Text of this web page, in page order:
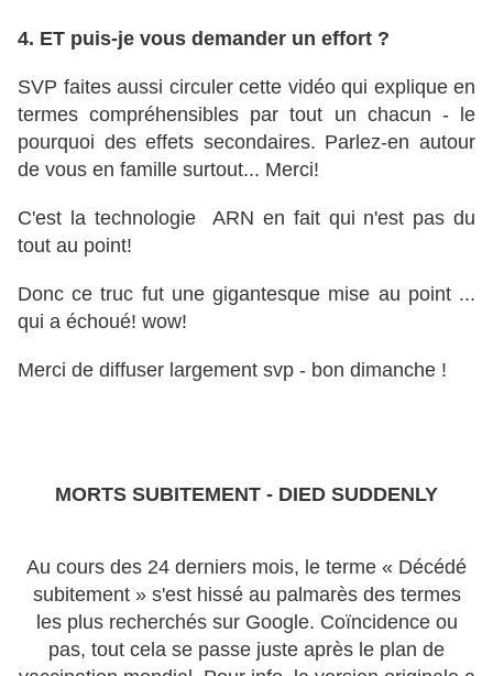
4. ET puis-je vous demander un effort ?
SVP faites aussi circuler cette vidéo qui explique en
termes compréhensibles par tout un chacun - le
pourquoi des effets secondaires. Parlez-en autour
de vous en famille surtout... Merci!
C'est la technologie ARN en fait qui n'est pas du
tout au point!
Donc ce truc fut une gigantesque mise au point ...
qui a échoué! wow!
Merci de diffuser largement svp - bon dimanche !
MORTS SUBITEMENT - DIED SUDDENLY
Au cours des 24 derniers mois, le terme « Décédé
subitement » s'est hissé au palmarès des termes
les plus recherchés sur Google. Coïncidence ou
pas, tout cela se passe juste après le plan de